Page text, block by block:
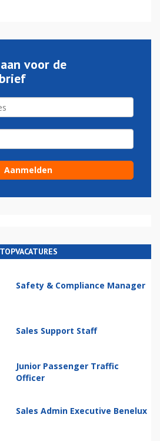
voor de
TOPVACATURES
Safety & Compliance Manager
Sales Support Staff
Junior Passenger Traffic
Officer
Sales Admin Executive Benelux